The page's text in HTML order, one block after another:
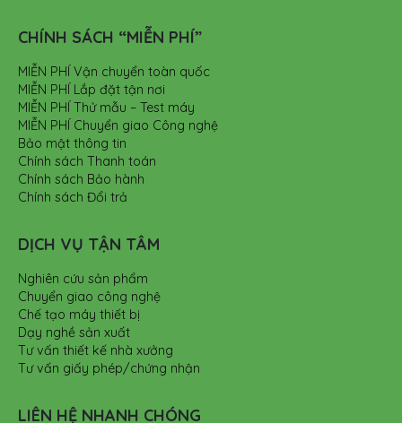
CHÍNH SÁCH “MIỄN PHÍ”
MIỄN PHÍ Vận chuyển toàn quốc
MIỄN PHÍ Lắp đặt tận nơi
MIỄN PHÍ Thử mẫu – Test máy
MIỄN PHÍ Chuyển giao Công nghệ
Bảo mật thông tin
Chính sách Thanh toán
Chính sách Bảo hành
Chính sách Đổi trả
DỊCH VỤ TẬN TÂM
Nghiên cứu sản phẩm
Chuyển giao công nghệ
Chế tạo máy thiết bị
Dạy nghề sản xuất
Tư vấn thiết kế nhà xưởng
Tư vấn giấy phép/chứng nhận
LIÊN HỆ NHANH CHÓNG